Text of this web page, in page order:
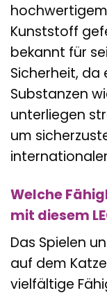
Kunststoff
bekannt für
Sicherheit, da
Substanzen
unterliegen
um
Welche
mit diesem
Das Spielen
auf dem
vielfältige